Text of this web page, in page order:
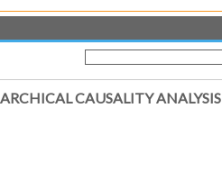
CAUSALITY ANALYSIS